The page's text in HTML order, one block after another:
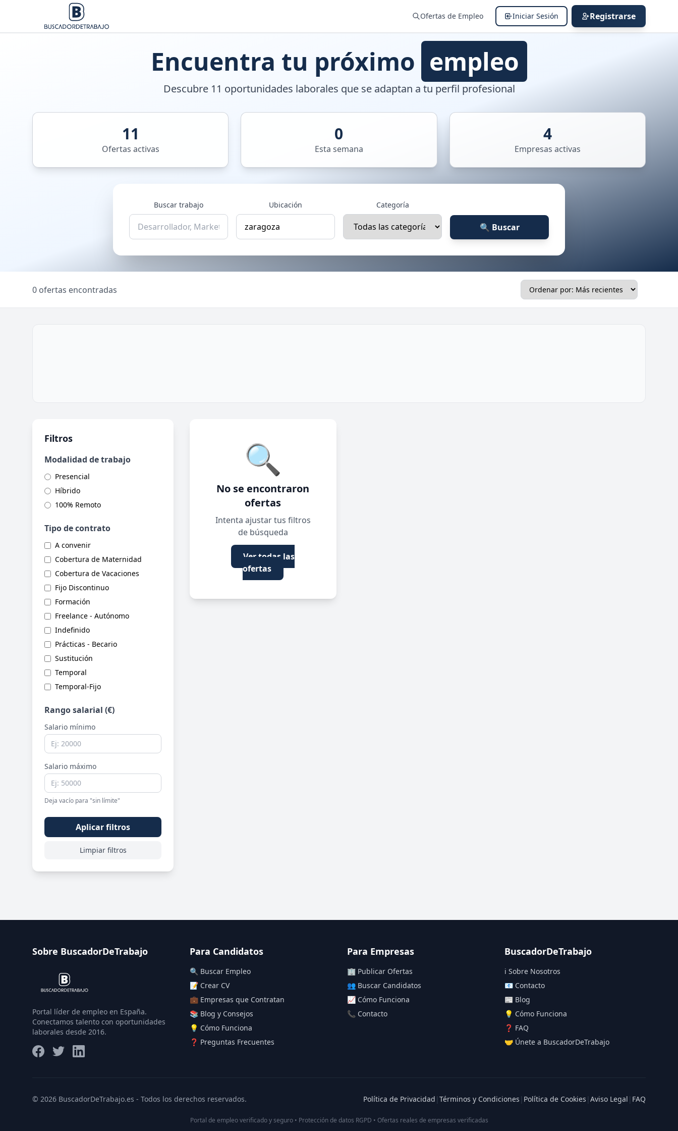
Ofertas de Empleo Iniciar Sesión Registrarse
Encuentra tu próximo empleo
Descubre 11 oportunidades laborales que se adaptan a tu perfil profesional
11
Ofertas activas
0
Esta semana
4
Empresas activas
Buscar trabajo Ubicación Categoría
🔍 Buscar
0 ofertas encontradas
Filtros
Modalidad de trabajo
Presencial
Híbrido
100% Remoto
Tipo de contrato
A convenir
Cobertura de Maternidad
Cobertura de Vacaciones
Fijo Discontinuo
Formación
Freelance - Autónomo
Indefinido
Prácticas - Becario
Sustitución
Temporal
Temporal-Fijo
Rango salarial (€)
Salario mínimo
Salario máximo
Deja vacío para "sin límite"
Aplicar filtros
Limpiar filtros
🔍
No se encontraron
ofertas
Intenta ajustar tus filtros
de búsqueda
Ver todas las
ofertas
Sobre BuscadorDeTrabajo
Portal líder de empleo en España.
Conectamos talento con oportunidades
laborales desde 2016.
Para Candidatos
🔍 Buscar Empleo
📝 Crear CV
💼 Empresas que Contratan
📚 Blog y Consejos
💡 Cómo Funciona
❓ Preguntas Frecuentes
Para Empresas
🏢 Publicar Ofertas
👥 Buscar Candidatos
📈 Cómo Funciona
📞 Contacto
BuscadorDeTrabajo
ℹ️ Sobre Nosotros
📧 Contacto
📰 Blog
💡 Cómo Funciona
❓ FAQ
🤝 Únete a BuscadorDeTrabajo
© 2026 BuscadorDeTrabajo.es - Todos los derechos reservados. Política de Privacidad | Términos y Condiciones | Política de Cookies | Aviso Legal | FAQ
Portal de empleo verificado y seguro • Protección de datos RGPD • Ofertas reales de empresas verificadas